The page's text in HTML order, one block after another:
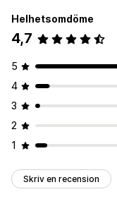
Helhetsomdöme
4,7
5
4
3
2
1
Skriv en recension